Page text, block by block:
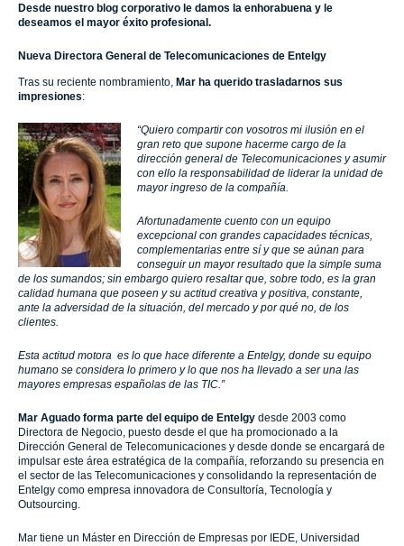
Desde nuestro blog corporativo le damos la enhorabuena y le
deseamos el mayor éxito profesional.
Nueva Directora General de Telecomunicaciones de Entelgy
Tras su reciente nombramiento, Mar ha querido trasladarnos sus
impresiones:
“Quiero compartir con vosotros mi ilusión en el
gran reto que supone hacerme cargo de la
dirección general de Telecomunicaciones y asumir
con ello la responsabilidad de liderar la unidad de
mayor ingreso de la compañía.
Afortunadamente cuento con un equipo
excepcional con grandes capacidades técnicas,
complementarias entre sí y que se aúnan para
conseguir un mayor resultado que la simple suma
de los sumandos; sin embargo quiero resaltar que, sobre todo, es la gran
calidad humana que poseen y su actitud creativa y positiva, constante,
ante la adversidad de la situación, del mercado y por qué no, de los
clientes.
Esta actitud motora es lo que hace diferente a Entelgy, donde su equipo
humano se considera lo primero y lo que nos ha llevado a ser una las
mayores empresas españolas de las TIC.”
Mar Aguado forma parte del equipo de Entelgy desde 2003 como
Directora de Negocio, puesto desde el que ha promocionado a la
Dirección General de Telecomunicaciones y desde donde se encargará de
impulsar este área estratégica de la compañía, reforzando su presencia en
el sector de las Telecomunicaciones y consolidando la representación de
Entelgy como empresa innovadora de Consultoría, Tecnología y
Outsourcing.
Mar tiene un Máster en Dirección de Empresas por IEDE, Universidad